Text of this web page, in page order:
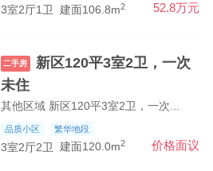
3室2厅1卫 建面106.8m2 52.8万元
二手房
未住
其他区域 新区120平3室2卫，一次...
品质小区 繁华地段
3室2厅2卫 建面120.0m2 价格面议